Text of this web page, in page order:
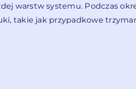
warstw systemu. Podczas
takie jak przypadkowe